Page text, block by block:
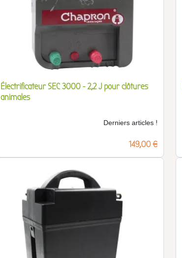
Électrificateur SEC 3000 - 2,2 J pour clôtures
animales
Derniers articles !
Prix
149,00 €